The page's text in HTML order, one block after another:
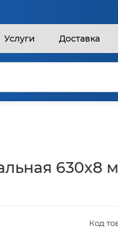
Услуги Доставка
630х8
Код